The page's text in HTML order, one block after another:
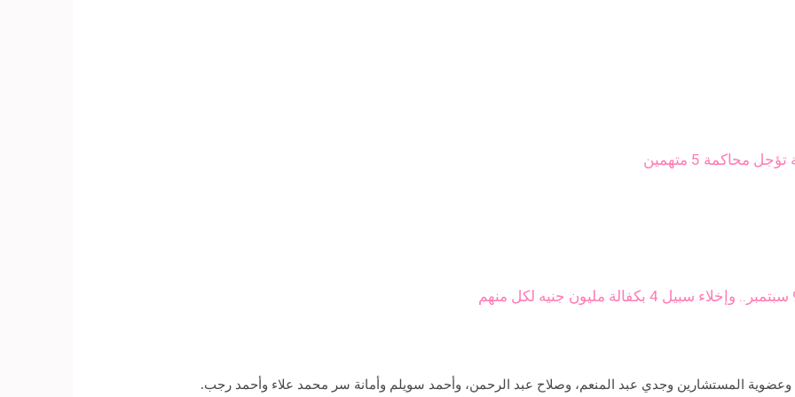
5 متهمين
وعضوية المستشارين وجدي عبد المنعم، وصلاح عبد الرحمن، وأحمد سويلم وأمانة سر محمد علاء وأحمد رجب.